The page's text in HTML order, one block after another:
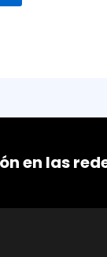
en las